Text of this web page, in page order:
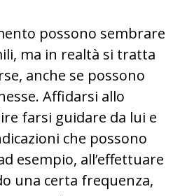
possono sembrare
ma in realtà si tratta
anche se possono
Affidarsi allo
farsi guidare da lui e
che possono
esempio, all’effettuare
una certa frequenza,